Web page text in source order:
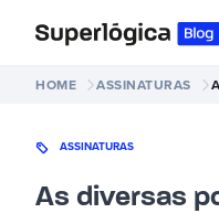
HOME ASSINATURAS
ASSINATURAS
As diversas